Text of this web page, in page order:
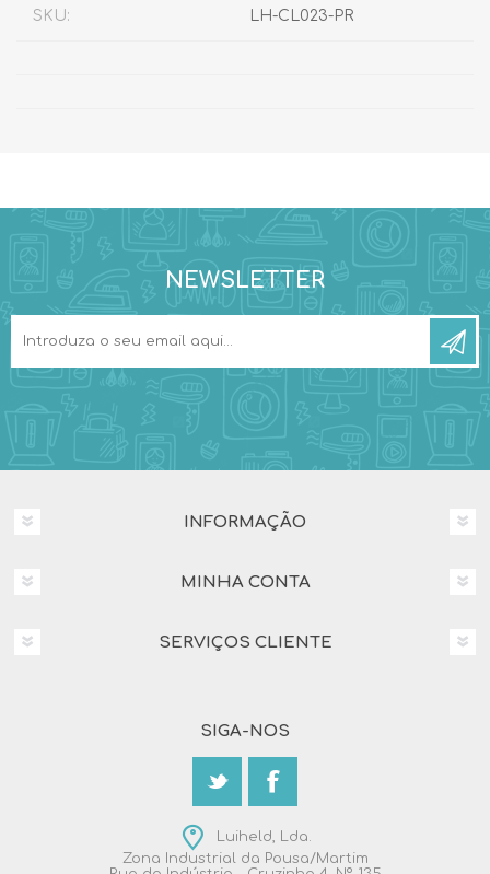
SKU: LH-CL023-PR
NEWSLETTER
INFORMAÇÃO
MINHA CONTA
SERVIÇOS CLIENTE
SIGA-NOS
Luiheld, Lda.
Zona Industrial da Pousa/Martim